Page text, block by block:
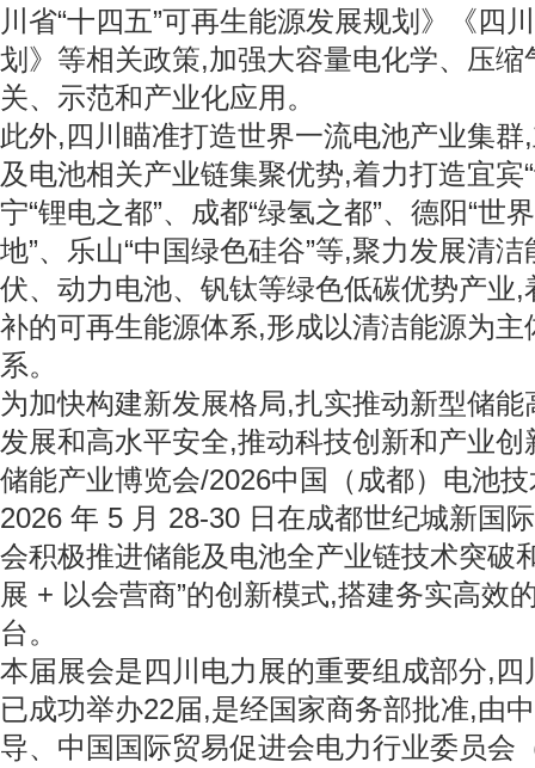
川省“十四五”可再生能源发展规划》《四
划》等相关政策,加强大容量电化学、压
关、示范和产业化应用。
此外,四川瞄准打造世界一流电池产业集
及电池相关产业链集聚优势,着力打造宜宾
宁“锂电之都”、成都“绿氢之都”、德阳“世
地”、乐山“中国绿色硅谷”等,聚力发展清
伏、动力电池、钒钛等绿色低碳优势产业
补的可再生能源体系,形成以清洁能源为
系。
为加快构建新发展格局,扎实推动新型储
发展和高水平安全,推动科技创新和产业
储能产业博览会/2026中国（成都）电池
2026 年 5 月 28-30 日在成都世纪城新国
会积极推进储能及电池全产业链技术突破
展 + 以会营商”的创新模式,搭建务实高效
台。
本届展会是四川电力展的重要组成部分,
已成功举办22届,是经国家商务部批准,由
导、中国国际贸易促进会电力行业委员会